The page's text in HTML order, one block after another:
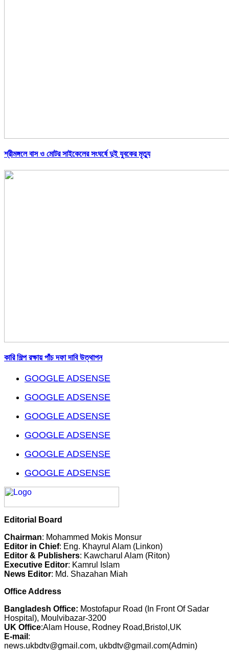
শ্রীমঙ্গলে বাস ও মোটর সাইকেলের সংঘর্ষে দুই যুবকের মৃত্যু
কারি শিল্প রক্ষায় পাঁচ দফা দাবি উত্থাপন
GOOGLE ADSENSE
GOOGLE ADSENSE
GOOGLE ADSENSE
GOOGLE ADSENSE
GOOGLE ADSENSE
GOOGLE ADSENSE
Editorial Board
Chairman: Mohammed Mokis Monsur
Editor in Chief: Eng. Khayrul Alam (Linkon)
Editor & Publishers: Kawcharul Alam (Riton)
Executive Editor: Kamrul Islam
News Editor: Md. Shazahan Miah
Office Address
Bangladesh Office: Mostofapur Road (In Front Of Sadar
Hospital), Moulvibazar-3200
UK Office:Alam House, Rodney Road,Bristol,UK
E-mail :
news.ukbdtv@gmail.com, ukbdtv@gmail.com(Admin)